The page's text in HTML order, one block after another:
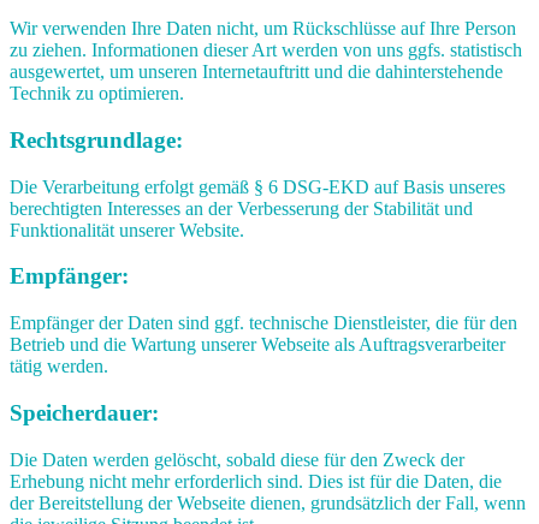
Wir verwenden Ihre Daten nicht, um Rückschlüsse auf Ihre Person
zu ziehen. Informationen dieser Art werden von uns ggfs. statistisch
ausgewertet, um unseren Internetauftritt und die dahinterstehende
Technik zu optimieren.
Rechtsgrundlage:
Die Verarbeitung erfolgt gemäß § 6 DSG-EKD auf Basis unseres
berechtigten Interesses an der Verbesserung der Stabilität und
Funktionalität unserer Website.
Empfänger:
Empfänger der Daten sind ggf. technische Dienstleister, die für den
Betrieb und die Wartung unserer Webseite als Auftragsverarbeiter
tätig werden.
Speicherdauer:
Die Daten werden gelöscht, sobald diese für den Zweck der
Erhebung nicht mehr erforderlich sind. Dies ist für die Daten, die
der Bereitstellung der Webseite dienen, grundsätzlich der Fall, wenn